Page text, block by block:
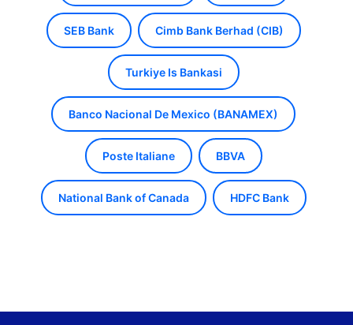
SEB Bank Cimb Bank Berhad (CIB)
Turkiye Is Bankasi
Banco Nacional De Mexico (BANAMEX)
Poste Italiane BBVA
National Bank of Canada HDFC Bank